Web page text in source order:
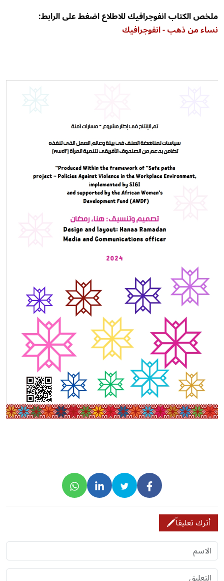
ملخص الكتاب انفوجرافيك للاطلاع اضغط على الرابط:
نساء من ذهب - انفوجرافيك
أترك تعليقاً